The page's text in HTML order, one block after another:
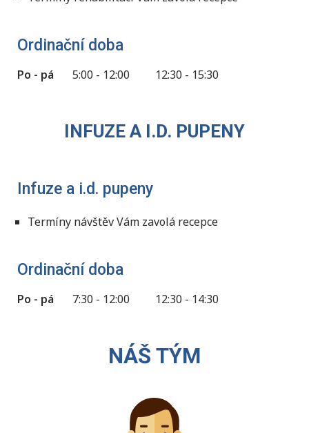
Ordinační doba
Po - pá 5:00 - 12:00 12:30 - 15:30
INFUZE A I.D. PUPENY
Infuze a i.d. pupeny
Termíny návštěv Vám zavolá recepce
Ordinační doba
Po - pá 7:30 - 12:00 12:30 - 14:30
NÁŠ TÝM